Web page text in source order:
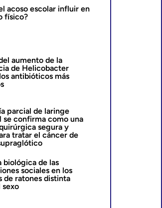
acoso escolar influir en
físico?
aumento de la
de Helicobacter
antibióticos más
parcial de laringe
se confirma como una
segura y
tratar el cáncer de
biológica de las
sociales en los
de ratones distinta
sexo